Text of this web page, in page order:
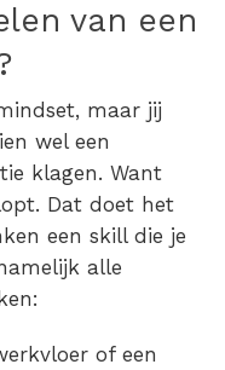
van een
maar jij
wel een
klagen. Want
Dat doet het
een skill die je
alle
of een